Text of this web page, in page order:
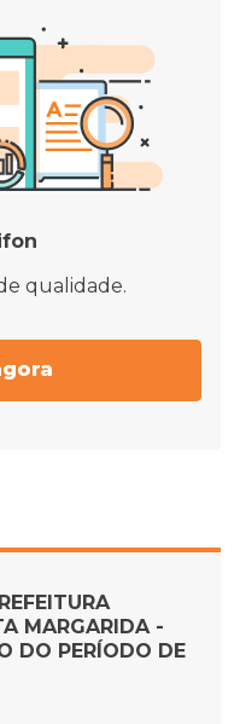
qualidade.
MARGARIDA -
DO PERÍODO DE